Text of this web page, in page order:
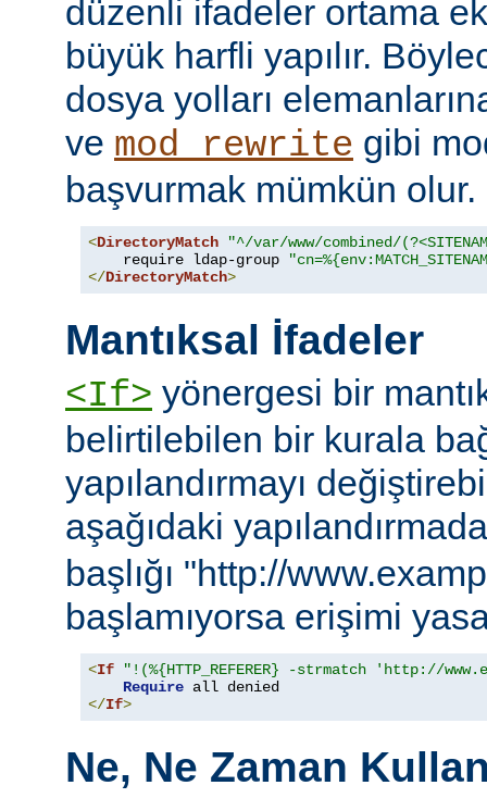
düzenli ifadeler ortama
büyük harfli yapılır.
dosya yolları
ve mod_rewrite gibi
başvurmak mümkün olur.
<DirectoryMatch
"^/var/www/combined/
    require ldap-group
</DirectoryMatch>
Mantıksal İfadeler
<If> yönergesi bir
belirtilebilen bir kurala
yapılandırmayı
aşağıdaki
başlığı "http://
başlamıyorsa erişimi
<If
"!(%{HTTP_REFERER} -strmatch 'http://
Require
</If>
Ne, Ne Zaman